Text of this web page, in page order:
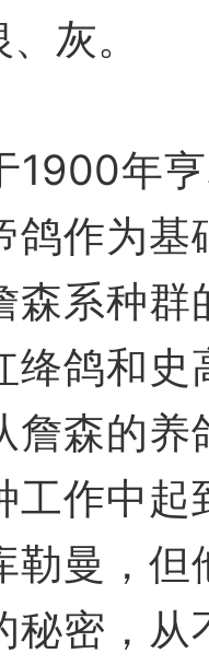
灰。
1900年
鸽作为
森系种
绛鸽和
詹森的
工作中
勒曼，
秘密，